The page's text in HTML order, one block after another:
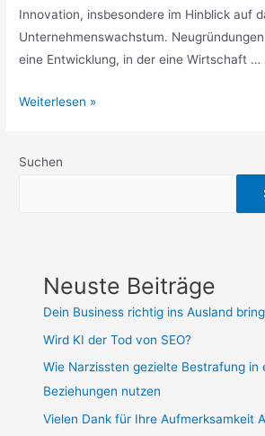
Innovation, insbesondere im Hinblick auf
Unternehmenswachstum.
eine Entwicklung, in der eine Wirtschaft …
Große
verändern
Weiterlesen »
Suchen
Neuste Beiträge
Dein Business richtig ins Ausland
Wird KI der Tod von SEO?
Wie Narzissten gezielte Bestrafung in
Beziehungen nutzen
Vielen Dank für Ihre Aufmerksamkeit